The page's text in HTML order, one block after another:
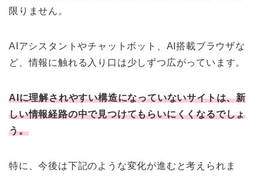
限りません。
AIアシスタントやチャットボット、AI搭載ブラウザな
ど、情報に触れる入り口は少しずつ広がっています。
AIに理解されやすい構造になっていないサイトは、新
しい情報経路の中で見つけてもらいにくくなるでしょ
う。
特に、今後は下記のような変化が進むと考えられま